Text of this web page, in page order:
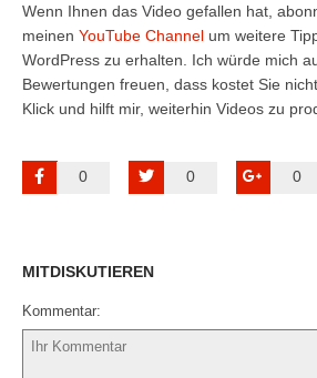
Wenn Ihnen das Video gefallen hat,
meinen YouTube Channel um weitere
WordPress zu erhalten. Ich würde mich
Bewertungen freuen, dass kostet Sie
Klick und hilft mir, weiterhin Videos zu
0 0 0
MITDISKUTIEREN
Kommentar